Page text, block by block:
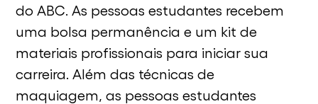
do ABC. As pessoas estudantes recebem
uma bolsa permanência e um kit de
materiais profissionais para iniciar sua
carreira. Além das técnicas de
maquiagem, as pessoas estudantes